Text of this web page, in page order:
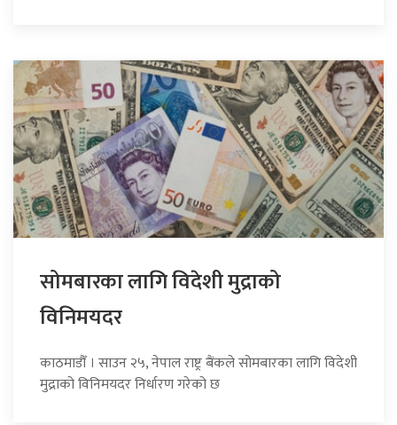
सोमबारका लागि विदेशी मुद्राको
विनिमयदर
काठमाडौँ । साउन २५, नेपाल राष्ट्र बैंकले सोमबारका लागि विदेशी
मुद्राको विनिमयदर निर्धारण गरेको छ